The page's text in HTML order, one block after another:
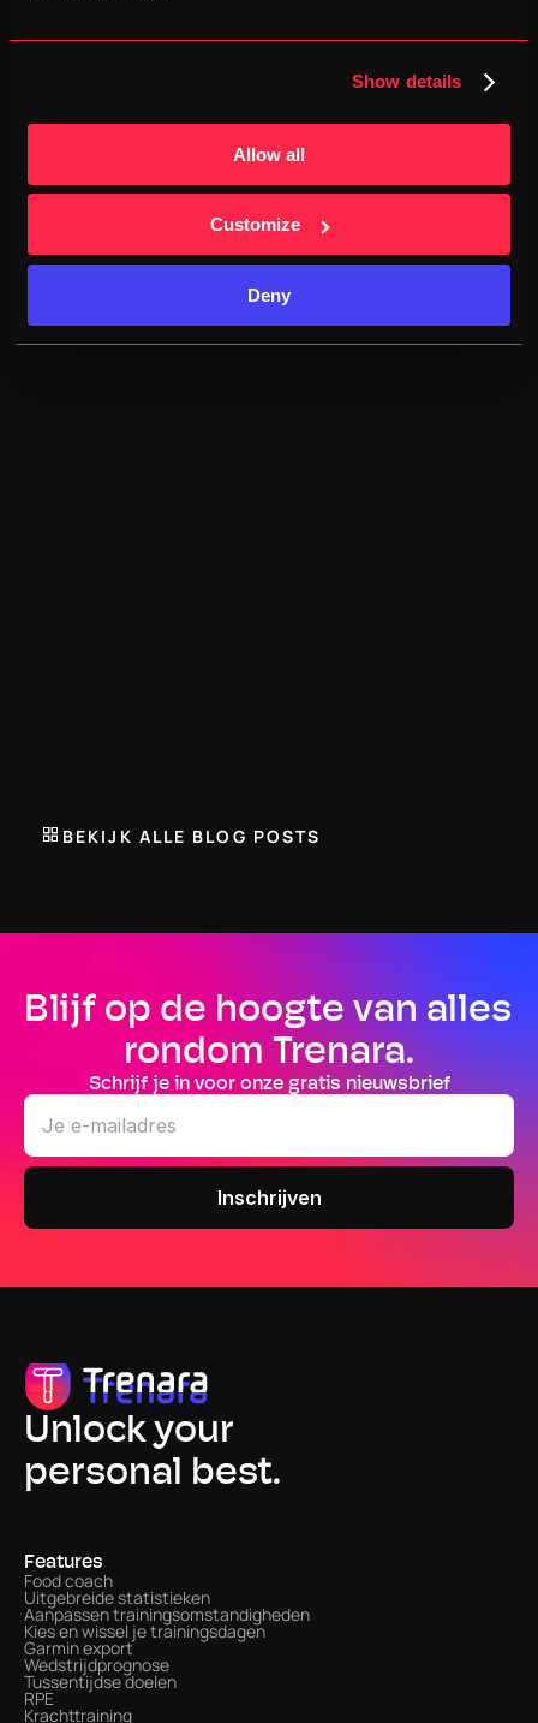
Show details
Allow all
Customize
Deny
Uitgebreide statistieken
in wat je deed en nog gaat doen, en niet te vergeten: ze zijn
BEKIJK ALLE BLOG POSTS
Blijf op de hoogte van alles
rondom Trenara.
Schrijf je in voor onze gratis nieuwsbrief
Unlock your
personal best.
Features
Food coach
Uitgebreide statistieken
Aanpassen trainingsomstandigheden
Kies en wissel je trainingsdagen
Garmin export
Wedstrijdprognose
Tussentijdse doelen
RPE
Krachttraining